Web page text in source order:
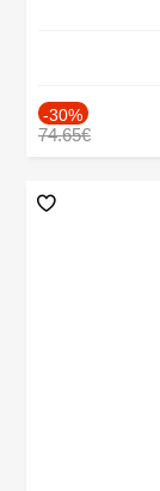
-30%
74.65€